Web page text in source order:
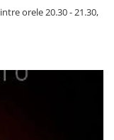
orele 20.30 - 21.30,